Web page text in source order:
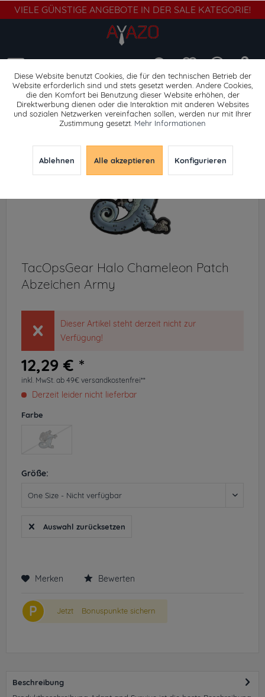
VIELE GÜNSTIGE ANGEBOTE IN DER SALE KATEGORIE!
Abzeichen
TacOpsGear Halo Chameleon Patch
Abzeichen Army
Dieser Artikel steht derzeit nicht zur
Verfügung!
12,29 € *
inkl. MwSt. ab 49€ versandkostenfrei**
Derzeit leider nicht lieferbar
Farbe
Größe:
Auswahl zurücksetzen
Merken Bewerten
P Jetzt Bonuspunkte sichern
Beschreibung
Diese Website benutzt Cookies, die für den technischen Betrieb der
Website erforderlich sind und stets gesetzt werden. Andere Cookies,
die den Komfort bei Benutzung dieser Website erhöhen, der
Direktwerbung dienen oder die Interaktion mit anderen Websites
und sozialen Netzwerken vereinfachen sollen, werden nur mit Ihrer
Zustimmung gesetzt. Mehr Informationen
Ablehnen Alle akzeptieren Konfigurieren